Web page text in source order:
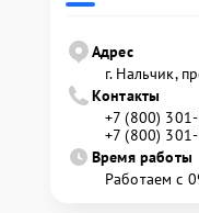
Адрес
г. Нальчик,
Контакты
+7 (800)
+7 (800)
Время работы
Работаем с